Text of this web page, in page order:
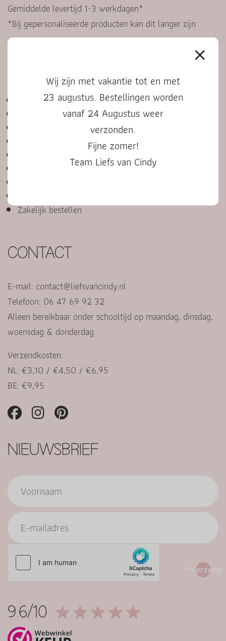
Wij zijn met vakantie tot en met
23 augustus. Bestellingen worden
vanaf 24 Augustus weer
verzonden.
Fijne zomer!
Team Liefs van Cindy
Gemiddelde levertijd 1-3 werkdagen*
*Bij gepersonaliseerde producten kan dit langer zijn
Contact
Veelgestelde vragen
Algemene voorwaarden
Bestelproces, betalen en retourneren
Cadeautje versturen
Zakelijk bestellen
CONTACT
E-mail: contact@liefsvancindy.nl
Telefoon: 06 47 69 92 32
Alleen bereikbaar onder schooltijd op maandag, dinsdag,
woensdag & donderdag
Verzendkosten:
NL: €3,10 / €4,50 / €6,95
BE: €9,95
NIEUWSBRIEF
Verzend
9.6/10